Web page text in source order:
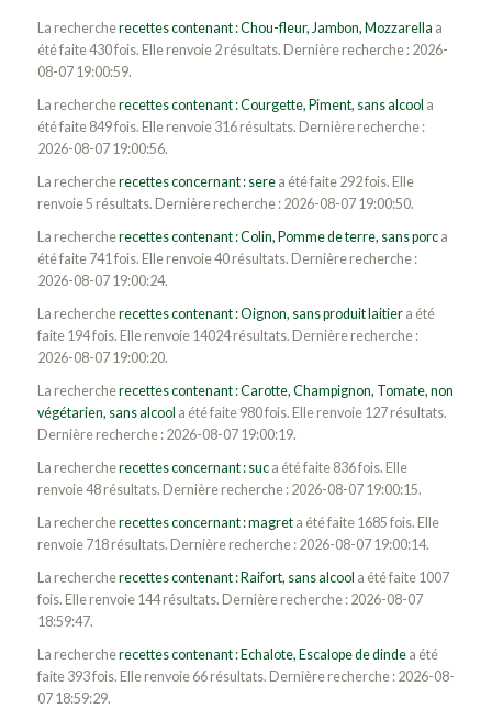
La rechercherecettes contenant : Chou-fleur, Jambon, Mozzarella a
été faite 430 fois. Elle renvoie 2 résultats. Dernière recherche : 2026-
08-07 19:00:59.
La rechercherecettes contenant : Courgette, Piment, sans alcool a
été faite 849 fois. Elle renvoie 316 résultats. Dernière recherche :
2026-08-07 19:00:56.
La rechercherecettes concernant : serea été faite 292 fois. Elle
renvoie 5 résultats. Dernière recherche : 2026-08-07 19:00:50.
La rechercherecettes contenant : Colin, Pomme de terre, sans porca
été faite 741 fois. Elle renvoie 40 résultats. Dernière recherche :
2026-08-07 19:00:24.
La rechercherecettes contenant : Oignon, sans produit laitiera été
faite 194 fois. Elle renvoie 14024 résultats. Dernière recherche :
2026-08-07 19:00:20.
La rechercherecettes contenant : Carotte, Champignon, Tomate, non
végétarien, sans alcool a été faite 980 fois. Elle renvoie 127 résultats.
Dernière recherche : 2026-08-07 19:00:19.
La rechercherecettes concernant : suca été faite 836 fois. Elle
renvoie 48 résultats. Dernière recherche : 2026-08-07 19:00:15.
La rechercherecettes concernant : magreta été faite 1685 fois. Elle
renvoie 718 résultats. Dernière recherche : 2026-08-07 19:00:14.
La rechercherecettes contenant : Raifort, sans alcool a été faite 1007
fois. Elle renvoie 144 résultats. Dernière recherche : 2026-08-07
18:59:47.
La rechercherecettes contenant : Echalote, Escalope de dindea été
faite 393 fois. Elle renvoie 66 résultats. Dernière recherche : 2026-08-
07 18:59:29.